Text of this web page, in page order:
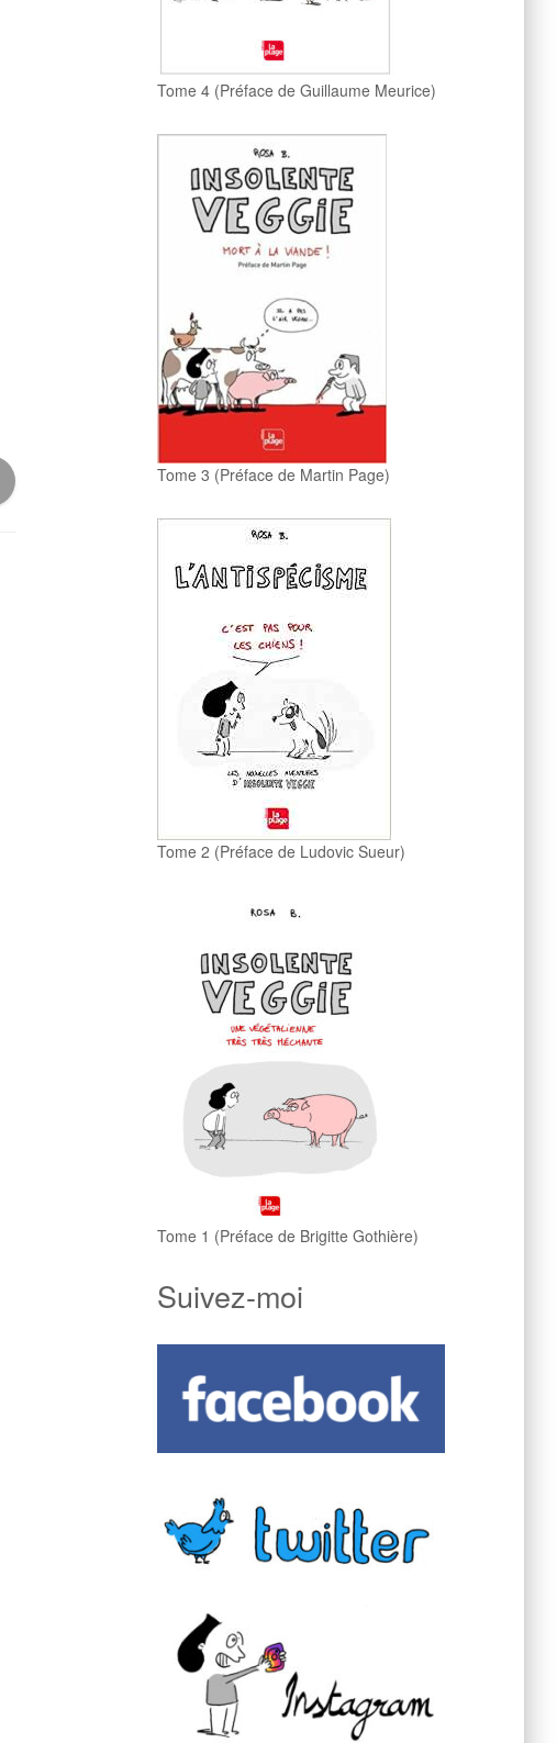
Tome 4 (Préface de Guillaume Meurice)
Tome 3 (Préface de Martin Page)
Tome 2 (Préface de Ludovic Sueur)
Tome 1 (Préface de Brigitte Gothière)
Suivez-moi